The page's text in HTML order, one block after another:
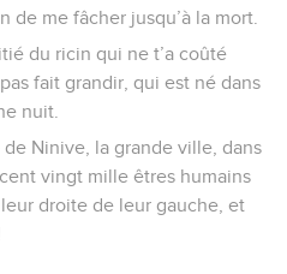
de me fâcher jusqu’à la mort.
du ricin qui ne t’a coûté
fait grandir, qui est né dans
nuit.
de Ninive, la grande ville, dans
vingt mille êtres humains
droite de leur gauche, et